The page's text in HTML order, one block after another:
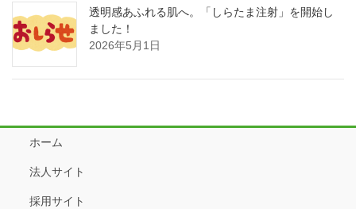
透明感あふれる肌へ。「しらたま注射」を開始し
ました！
2026年5月1日
ホーム
法人サイト
採用サイト